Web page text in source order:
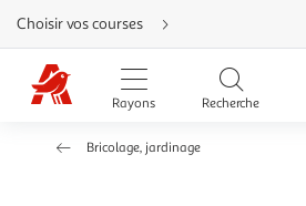
Aller
directement
au
contenu
Aller
directement
Aller
Choisir vos courses
Rayons Recherche
Bricolage, jardinage